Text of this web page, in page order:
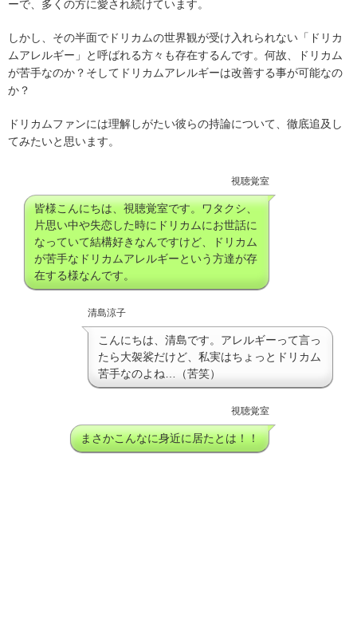
ーで、多くの方に愛され続けています。
しかし、その半面でドリカムの世界観が受け入れられない「ドリカ
ムアレルギー」と呼ばれる方々も存在するんです。何故、ドリカム
が苦手なのか？そしてドリカムアレルギーは改善する事が可能なの
か？
ドリカムファンには理解しがたい彼らの持論について、徹底追及し
てみたいと思います。
視聴覚室
皆様こんにちは、視聴覚室です。ワタクシ、
片思い中や失恋した時にドリカムにお世話に
なっていて結構好きなんですけど、ドリカム
が苦手なドリカムアレルギーという方達が存
在する様なんです。
清島涼子
こんにちは、清島です。アレルギーって言っ
たら大袈裟だけど、私実はちょっとドリカム
苦手なのよね…（苦笑）
視聴覚室
まさかこんなに身近に居たとは！！